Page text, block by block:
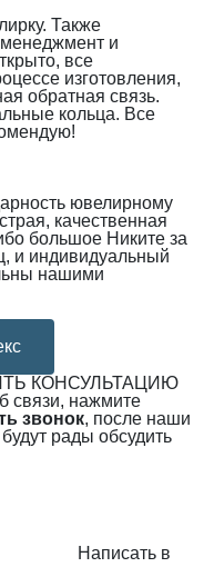
Также
и
все
изготовления,
обратная связь.
кольца. Все
ювелирному
качественная
большое Никите за
и индивидуальный
нашими
КОНСУЛЬТАЦИЮ
связи, нажмите
звонок, после наши
рады обсудить
Написать в